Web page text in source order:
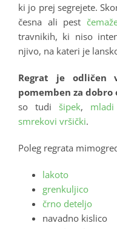
ki jo prej segrejete.
česna ali pest
travnikih, ki niso
njivo, na kateri je
Regrat je
pomemben za dobro
so tudi šipek,
smrekovi vršički.
Poleg regrata
lakoto
grenkuljico
črno deteljo
navadno kislico